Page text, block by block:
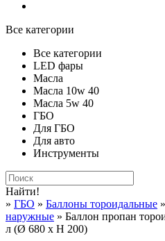
Все категории
Все категории
LED фары
Масла
Масла 10w 40
Масла 5w 40
ГБО
Для ГБО
Для авто
Инструменты
Найти!
» ГБО » Баллоны тороидальные »
наружные » Баллон пропан
л (Ø 680 х H 200)